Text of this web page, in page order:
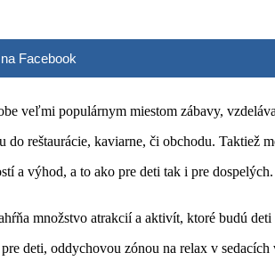
Facebook
veľmi populárnym miestom zábavy,
reštaurácie, kaviarne, či obchodu. Taktiež
a výhod, a to ako pre deti tak i pre
množstvo atrakcií a aktivít, ktoré budú
deti, oddychovou zónou na relax v